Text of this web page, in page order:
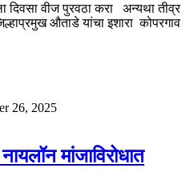
दिवसा वीज पुरवठा करा अन्यथा तीव्र
औताडे यांचा इशारा कोपरगाव
26, 2025
मांजाविरोधात